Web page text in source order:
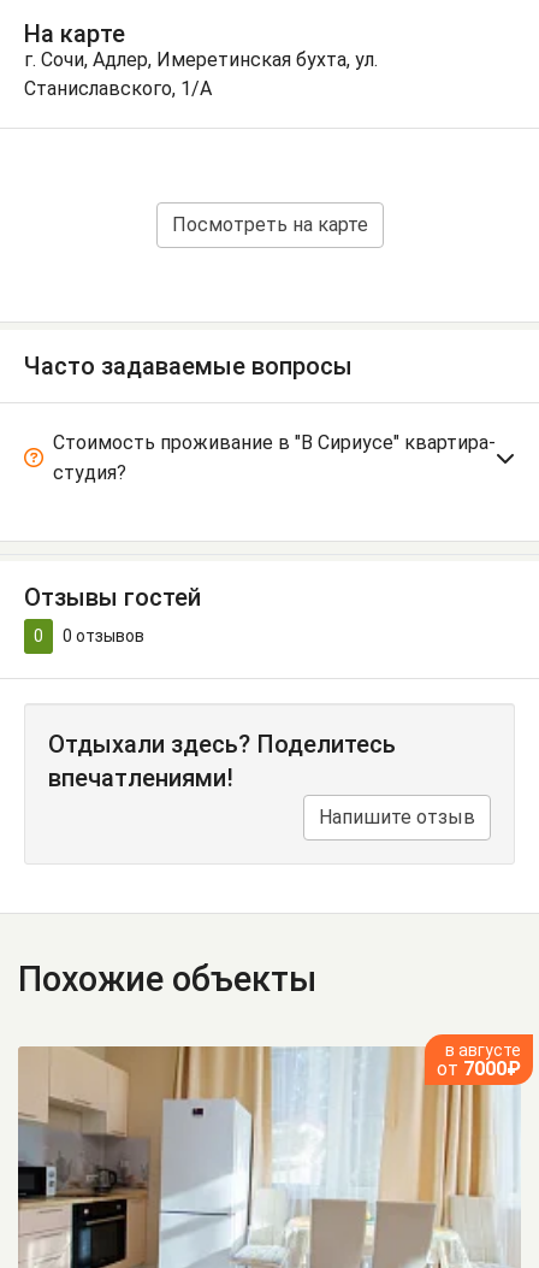
На карте
г. Сочи, Адлер, Имеретинская бухта, ул.
Станиславского, 1/А
Посмотреть на карте
Часто задаваемые вопросы
Стоимость проживание в "В Сириусе" квартира-
студия?
Отзывы гостей
0 0 отзывов
Отдыхали здесь? Поделитесь
впечатлениями!
Напишите отзыв
Похожие объекты
в августе
от 7000₽